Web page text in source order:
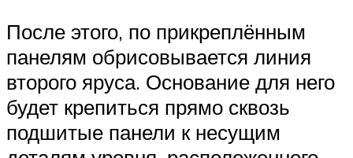
После этого, по прикреплённым
панелям обрисовывается линия
второго яруса. Основание для него
будет крепиться прямо сквозь
подшитые панели к несущим